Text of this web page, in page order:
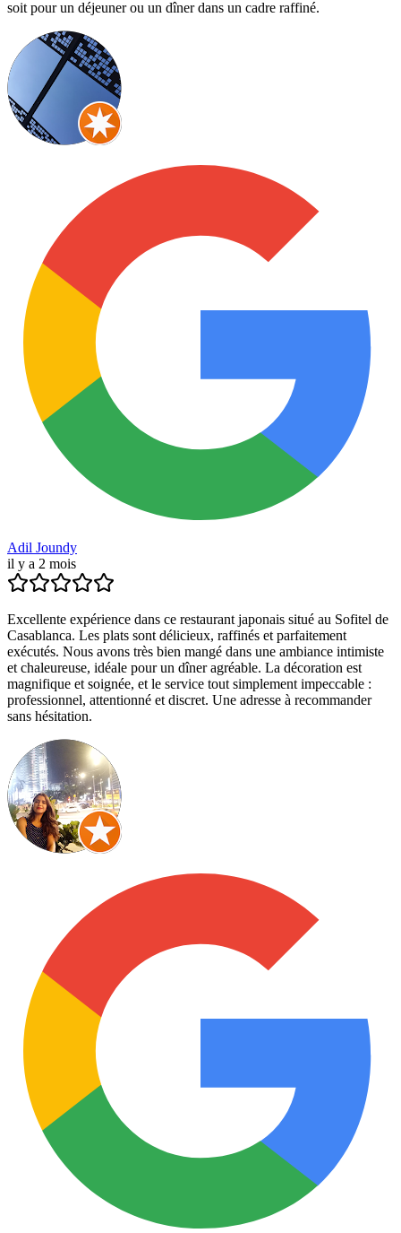
soit pour un déjeuner ou un dîner dans un cadre raffiné.
Adil Joundy
il y a 2 mois
Excellente expérience dans ce restaurant japonais situé au Sofitel de
Casablanca. Les plats sont délicieux, raffinés et parfaitement
exécutés. Nous avons très bien mangé dans une ambiance intimiste
et chaleureuse, idéale pour un dîner agréable. La décoration est
magnifique et soignée, et le service tout simplement impeccable :
professionnel, attentionné et discret. Une adresse à recommander
sans hésitation.